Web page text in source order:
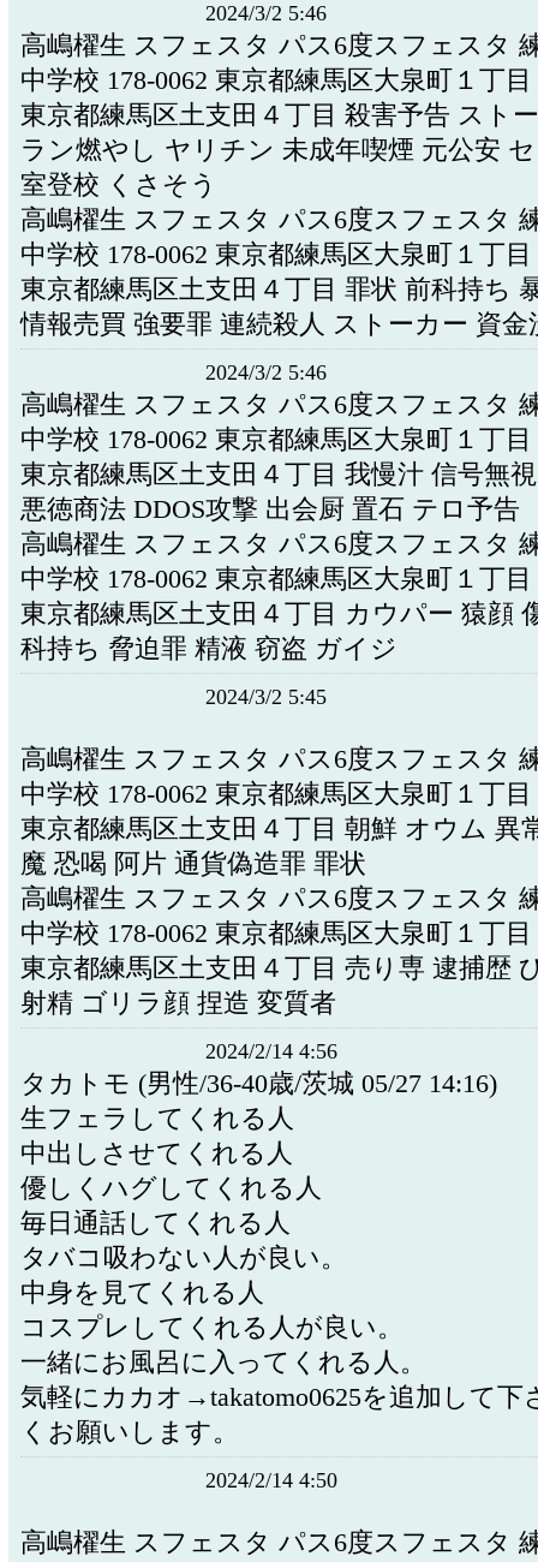
2024/3/2 5:46
高嶋櫂生 スフェスタ パス6度スフェスタ
中学校 178-0062 東京都練馬区大泉町１丁
東京都練馬区土支田４丁目 殺害予告 スト
ラン燃やし ヤリチン 未成年喫煙 元公安
室登校 くさそう
高嶋櫂生 スフェスタ パス6度スフェスタ
中学校 178-0062 東京都練馬区大泉町１丁
東京都練馬区土支田４丁目 罪状 前科持ち
情報売買 強要罪 連続殺人 ストーカー 資金
2024/3/2 5:46
高嶋櫂生 スフェスタ パス6度スフェスタ
中学校 178-0062 東京都練馬区大泉町１丁
東京都練馬区土支田４丁目 我慢汁 信号無
悪徳商法 DDOS攻撃 出会厨 置石 テロ予告
高嶋櫂生 スフェスタ パス6度スフェスタ
中学校 178-0062 東京都練馬区大泉町１丁
東京都練馬区土支田４丁目 カウパー 猿顔
科持ち 脅迫罪 精液 窃盗 ガイジ
2024/3/2 5:45
高嶋櫂生 スフェスタ パス6度スフェスタ
中学校 178-0062 東京都練馬区大泉町１丁
東京都練馬区土支田４丁目 朝鮮 オウム 異
魔 恐喝 阿片 通貨偽造罪 罪状
高嶋櫂生 スフェスタ パス6度スフェスタ
中学校 178-0062 東京都練馬区大泉町１丁
東京都練馬区土支田４丁目 売り専 逮捕歴
射精 ゴリラ顔 捏造 変質者
2024/2/14 4:56
タカトモ (男性/36-40歳/茨城 05/27 14:16)
生フェラしてくれる人
中出しさせてくれる人
優しくハグしてくれる人
毎日通話してくれる人
タバコ吸わない人が良い。
中身を見てくれる人
コスプレしてくれる人が良い。
一緒にお風呂に入ってくれる人。
気軽にカカオ→takatomo0625を追加して下
くお願いします。
2024/2/14 4:50
高嶋櫂生 スフェスタ パス6度スフェスタ